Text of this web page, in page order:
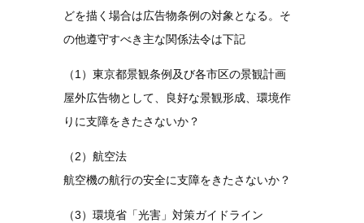
どを描く場合は広告物条例の対象となる。そ
の他遵守すべき主な関係法令は下記
（1）東京都景観条例及び各市区の景観計画
屋外広告物として、良好な景観形成、環境作
りに支障をきたさないか？
（2）航空法
航空機の航行の安全に支障をきたさないか？
（3）環境省「光害」対策ガイドライン